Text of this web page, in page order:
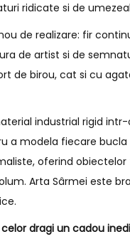
ridicate si de
de realizare: fir
de artist si de
de birou, cat si cu
industrial rigid intr-
a modela fiecare bucla
oferind
Arta Sârmei este
dragi un cadou